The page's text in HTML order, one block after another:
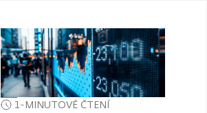
1-MINUTOVÉ ČTENÍ